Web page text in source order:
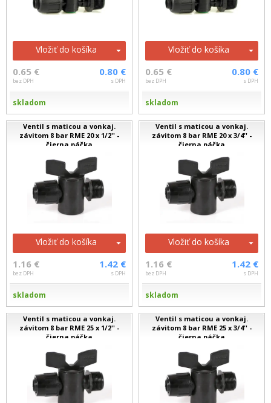
Vložiť do košíka
0.65 €
bez DPH
0.80 €
s DPH
skladom
Vložiť do košíka
0.65 €
bez DPH
0.80 €
s DPH
skladom
Ventil s maticou a vonkaj.
závitom 8 bar RME 20 x 1/2'' -
čierna páčka
Vložiť do košíka
1.16 €
bez DPH
1.42 €
s DPH
skladom
Ventil s maticou a vonkaj.
závitom 8 bar RME 20 x 3/4'' -
čierna páčka
Vložiť do košíka
1.16 €
bez DPH
1.42 €
s DPH
skladom
Ventil s maticou a vonkaj.
závitom 8 bar RME 25 x 1/2'' -
čierna páčka
Ventil s maticou a vonkaj.
závitom 8 bar RME 25 x 3/4'' -
čierna páčka